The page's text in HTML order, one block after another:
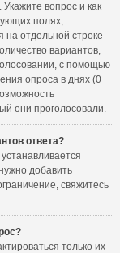
вопрос и как
полях,
на отдельной строке
вариантов,
с помощью
опроса в днях (0
они проголосовали.
ответа?
добавить
свяжитесь
только их